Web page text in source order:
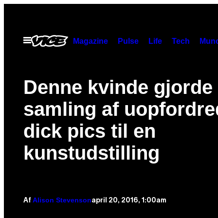
indhold
Åbn
Menu
Magazine Pulse Life Tech
​Denne kvinde
samling af
dick pics til en
kunstudstilling
Af Alison Stevensonapril 20, 2016, 1:00am